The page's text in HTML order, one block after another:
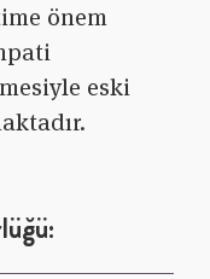
önem
eski